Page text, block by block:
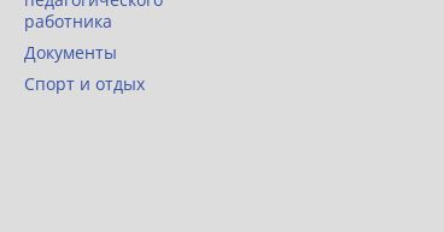
работника
Документы
Спорт и отдых